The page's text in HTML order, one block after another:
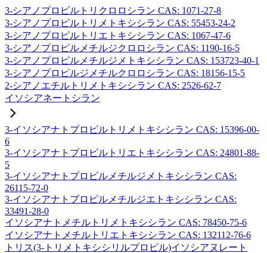
3-シアノプロピルトリクロロシラン CAS: 1071-27-8
3-シアノプロピルトリメトキシシラン CAS: 55453-24-2
3-シアノプロピルトリエトキシシラン CAS: 1067-47-6
3-シアノプロピルメチルジクロロシラン CAS: 1190-16-5
3-シアノプロピルメチルジメトキシシラン CAS: 153723-40-1
3-シアノプロピルジメチルクロロシラン CAS: 18156-15-5
2-シアノエチルトリメトキシシラン CAS: 2526-62-7
イソシアネートシラン
3-イソシアナトプロピルトリメトキシシラン CAS: 15396-00-
6
3-イソシアナトプロピルトリエトキシシラン CAS: 24801-88-
5
3-イソシアナトプロピルメチルジメトキシシラン CAS:
26115-72-0
3-イソシアナトプロピルメチルジエトキシシラン CAS:
33491-28-0
イソシアナトメチルトリメトキシシラン CAS: 78450-75-6
イソシアナトメチルトリエトキシシラン CAS: 132112-76-6
トリス(3-トリメトキシシリルプロピル)イソシアヌレート